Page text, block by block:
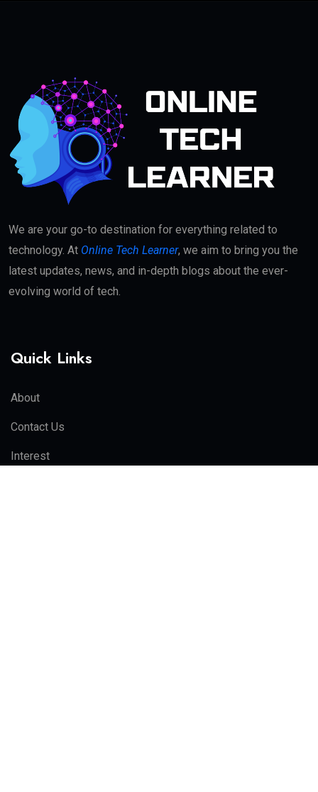
We are your go-to destination for everything related to
technology. At Online Tech Learner, we aim to bring you the
latest updates, news, and in-depth blogs about the ever-
evolving world of tech.
Quick Links
About
Contact Us
Interest